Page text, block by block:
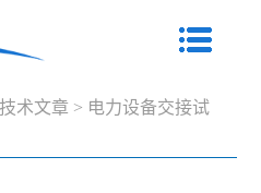
技术文章 > 电力设备交接试